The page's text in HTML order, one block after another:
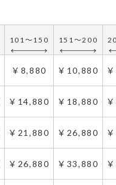
101～150 151～200
￥8,880 ￥10,880
￥14,880 ￥18,880
￥21,880 ￥26,880
￥26,880 ￥33,880